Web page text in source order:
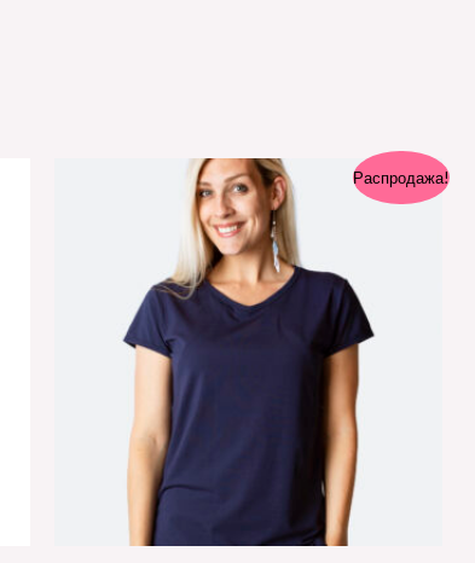
Распродажа!
Первоначальная
составляла
Текущая
цена:
31.90€.